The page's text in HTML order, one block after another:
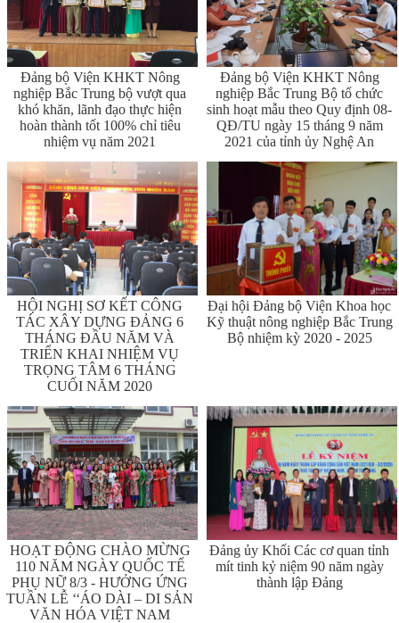
Đảng bộ Viện KHKT Nông
nghiệp Bắc Trung bộ vượt qua
khó khăn, lãnh đạo thực hiện
hoàn thành tốt 100% chỉ tiêu
nhiệm vụ năm 2021
Đảng bộ Viện KHKT Nông
nghiệp Bắc Trung Bộ tổ chức
sinh hoạt mẫu theo Quy định 08-
QĐ/TU ngày 15 tháng 9 năm
2021 của tỉnh ủy Nghệ An
HỘI NGHỊ SƠ KẾT CÔNG
TÁC XÂY DỰNG ĐẢNG 6
THÁNG ĐẦU NĂM VÀ
TRIỂN KHAI NHIỆM VỤ
TRỌNG TÂM 6 THÁNG
CUỐI NĂM 2020
Đại hội Đảng bộ Viện Khoa học
Kỹ thuật nông nghiệp Bắc Trung
Bộ nhiệm kỳ 2020 - 2025
HOẠT ĐỘNG CHÀO MỪNG
110 NĂM NGÀY QUỐC TẾ
PHỤ NỮ 8/3 - HƯỞNG ỨNG
TUẦN LỄ ‘‘ÁO DÀI – DI SẢN
VĂN HÓA VIỆT NAM
Đảng ủy Khối Các cơ quan tỉnh
mít tinh kỷ niệm 90 năm ngày
thành lập Đảng